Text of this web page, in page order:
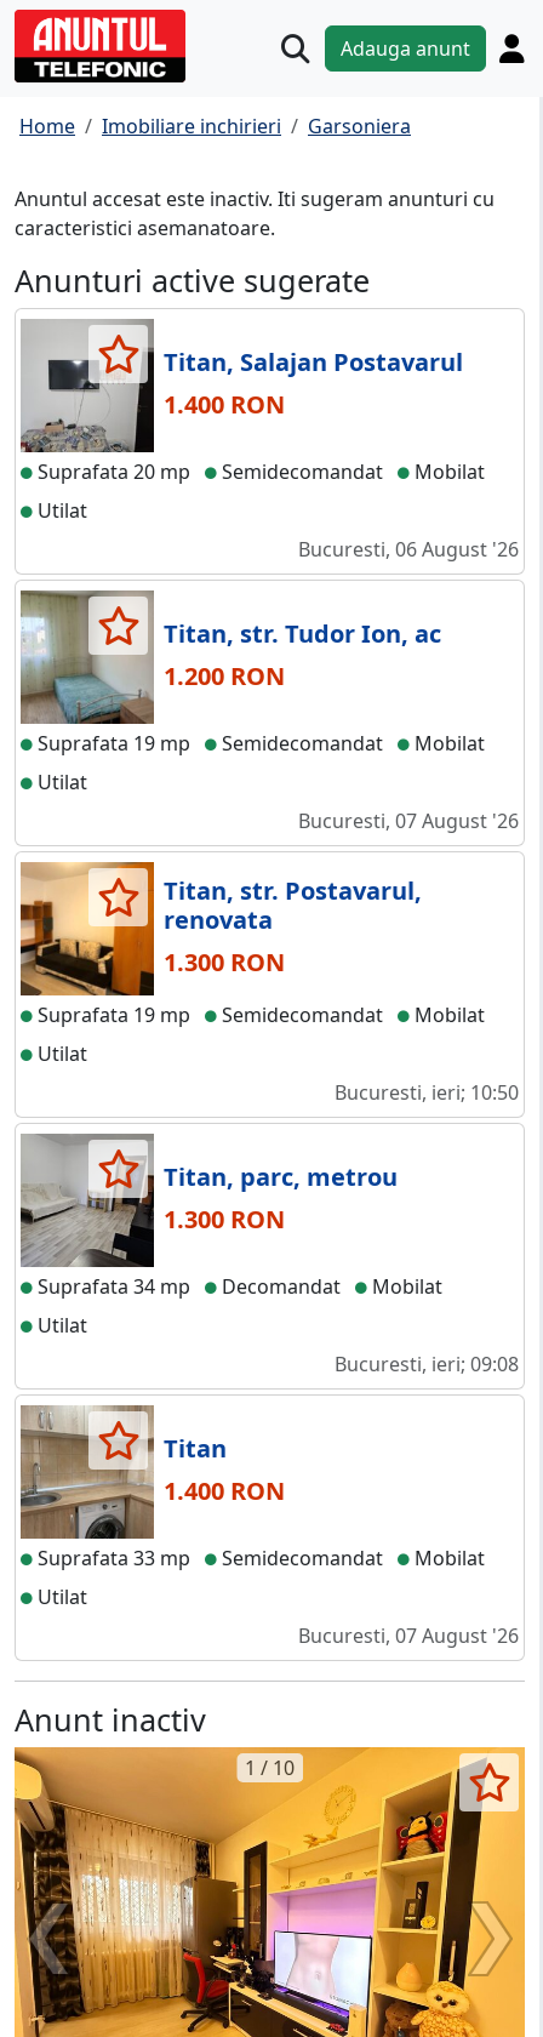
Adauga anunt
Home Imobiliare inchirieri Garsoniera
Anuntul accesat este inactiv. Iti sugeram anunturi cu
caracteristici asemanatoare.
Anunturi active sugerate
Titan, Salajan Postavarul
1.400 RON
Suprafata 20 mp Semidecomandat
Mobilat
Utilat
Bucuresti, 06 August '26
Titan, str. Tudor Ion, ac
1.200 RON
Suprafata 19 mp Semidecomandat
Mobilat
Utilat
Bucuresti, 07 August '26
Titan, str. Postavarul,
renovata
1.300 RON
Suprafata 19 mp Semidecomandat
Mobilat
Utilat
Bucuresti, ieri; 10:50
Titan, parc, metrou
1.300 RON
Suprafata 34 mp Decomandat
Mobilat
Utilat
Bucuresti, ieri; 09:08
Titan
1.400 RON
Suprafata 33 mp Semidecomandat
Mobilat
Utilat
Bucuresti, 07 August '26
Anunt inactiv
1 / 10